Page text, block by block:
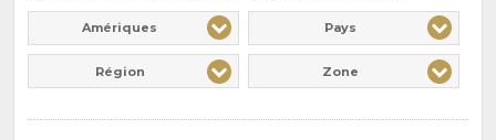
Amériques Pays
Région Zone